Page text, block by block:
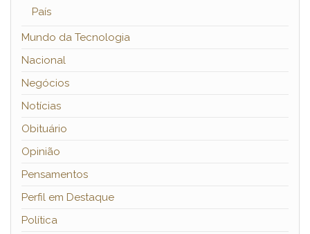
País
Mundo da Tecnologia
Nacional
Negócios
Notícias
Obituário
Opinião
Pensamentos
Perfil em Destaque
Política